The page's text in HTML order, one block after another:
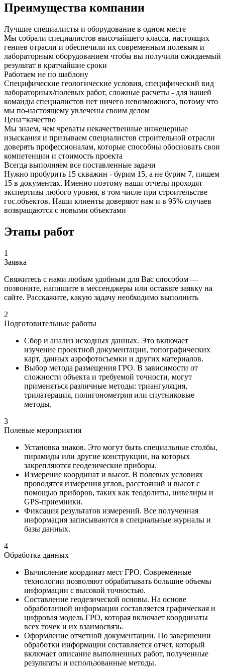
Преимущества компании
Лучшие специалисты и оборудование в одном месте
Мы собрали специалистов высочайшего класса, настоящих
гениев отрасли и обеспечили их современным полевым и
лабораторным оборудованием чтобы вы получили ожидаемый
результат в кратчайшие сроки
Работаем не по шаблону
Специфические геологические условия, специфический вид
лабораторных/полевых работ, сложные расчеты - для нашей
команды специалистов нет ничего невозможного, потому что
мы по-настоящему увлечены своим делом
Цена=качество
Мы знаем, чем чреваты некачественные инженерные
изыскания и призываем специалистов строительной отрасли
доверять профессионалам, которые способны обосновать свои
компетенции и стоимость проекта
Всегда выполняем все поставленные задачи
Нужно пробурить 15 скважин - бурим 15, а не бурим 7, пишем
15 в документах. Именно поэтому наши отчеты проходят
экспертизы любого уровня, в том числе при строительстве
гос.объектов. Наши клиенты доверяют нам и в 95% случаев
возвращаются с новыми объектами
Этапы работ
1
Заявка
Свяжитесь с нами любым удобным для Вас способом —
позвоните, напишите в мессенджеры или оставьте заявку на
сайте. Расскажите, какую задачу необходимо выполнить
2
Подготовительные работы
Сбор и анализ исходных данных. Это включает
изучение проектной документации, топографических
карт, данных аэрофотосъемки и других материалов.
Выбор метода размещения ГРО. В зависимости от
сложности объекта и требуемой точности, могут
применяться различные методы: триангуляция,
трилатерация, полигонометрия или спутниковые
методы.
3
Полевые мероприятия
Установка знаков. Это могут быть специальные столбы,
пирамиды или другие конструкции, на которых
закрепляются геодезические приборы.
Измерение координат и высот. В полевых условиях
проводятся измерения углов, расстояний и высот с
помощью приборов, таких как теодолиты, нивелиры и
GPS-приемники.
Фиксация результатов измерений. Все полученная
информация записываются в специальные журналы и
базы данных.
4
Обработка данных
Вычисление координат мест ГРО. Современные
технологии позволяют обрабатывать большие объемы
информации с высокой точностью.
Составление геодезической основы. На основе
обработанной информации составляется графическая и
цифровая модель ГРО, которая включает координаты
всех точек и их взаимосвязь.
Оформление отчетной документации. По завершении
обработки информации составляется отчет, который
включает описание выполненных работ, полученные
результаты и использованные методы.